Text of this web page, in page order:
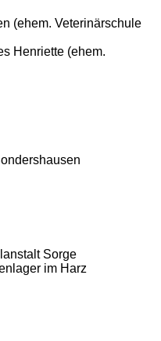
(ehem. Veterinärschule
Henriette (ehem.
Sorge
im Harz